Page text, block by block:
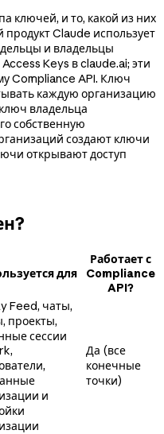
ключей, и то, какой из них
продукт Claude использует
и владельцы
Keys в claude.ai; эти
Compliance API. Ключ
каждую организацию
владельца
собственную
создают ключи
открывают доступ
для
Работает с
Compliance
API?
Feed, чаты,
проекты,
сессии
и
Да (все
конечные
точки)